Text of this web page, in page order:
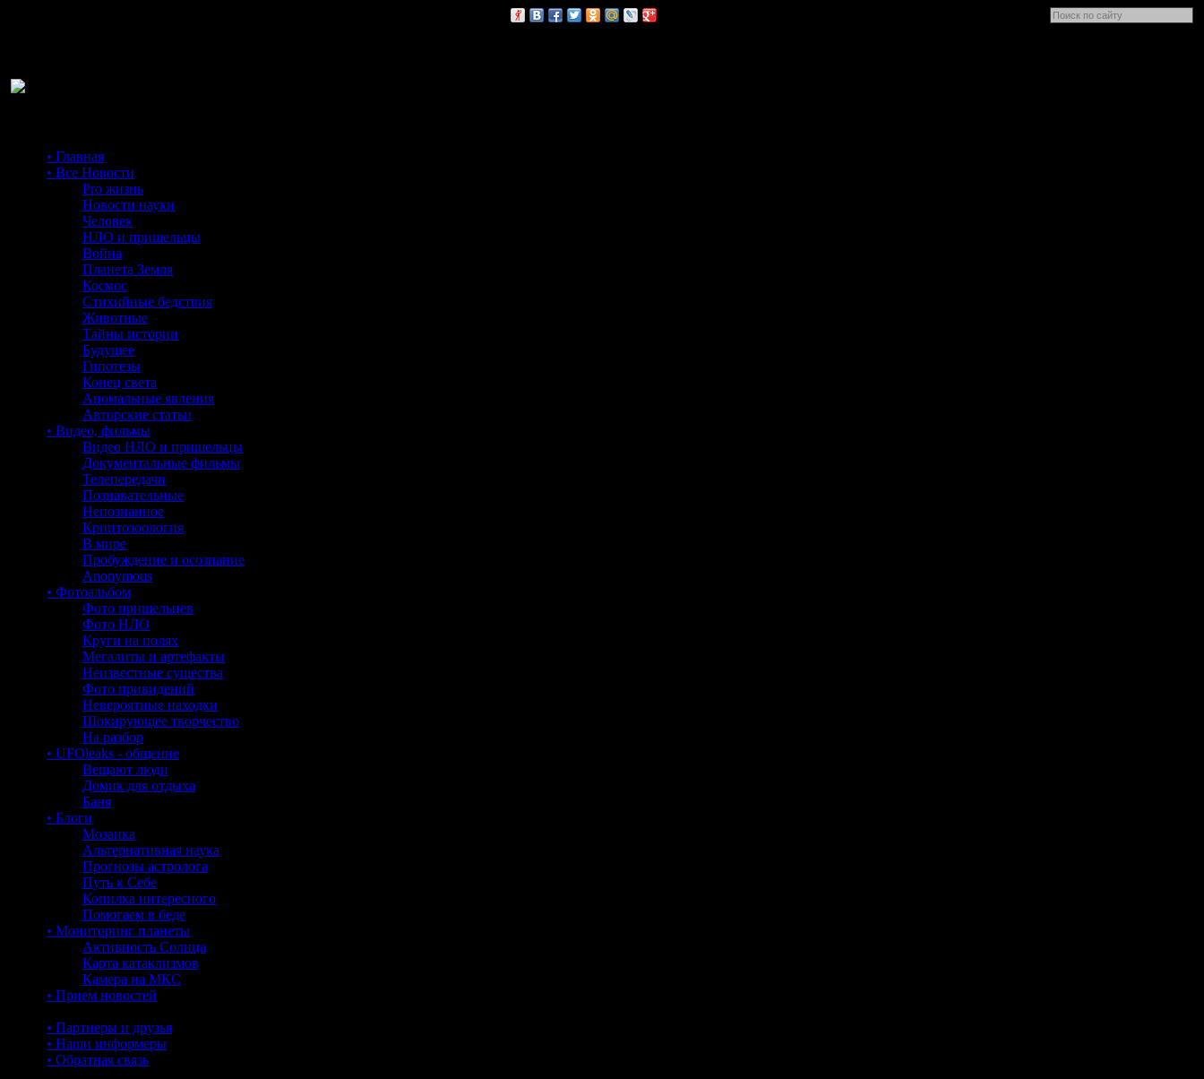
• Главная
• Все Новости
Pro жизнь
Новости науки
Человек
НЛО и пришельцы
Война
Планета Земля
Космос
Стихийные бедствия
Животные
Тайны истории
Будущее
Гипотезы
Конец света
Аномальные явления
Авторские статьи
• Видео, фильмы
Видео НЛО и пришельцы
Документальные фильмы
Телепередачи
Познавательные
Непознанное
Криптозоология
В мире
Пробуждение и осознание
Anonymous
• Фотоальбом
Фото пришельцев
Фото НЛО
Круги на полях
Мегалиты и артефакты
Неизвестные существа
Фото привидений
Невероятные находки
Шокирующее творчество
На разбор
• UFOleaks - общение
Вещают люди
Домик для отдыха
Баня
• Блоги
Мозаика
Альтернативная наука
Прогнозы астролога
Путь к Себе
Копилка интересного
Помогаем в беде
• Мониторинг планеты
Активность Солнца
Карта катаклизмов
Камера на МКС
• Прием новостей
• Партнеры и друзья
• Наши информеры
• Обратная связь